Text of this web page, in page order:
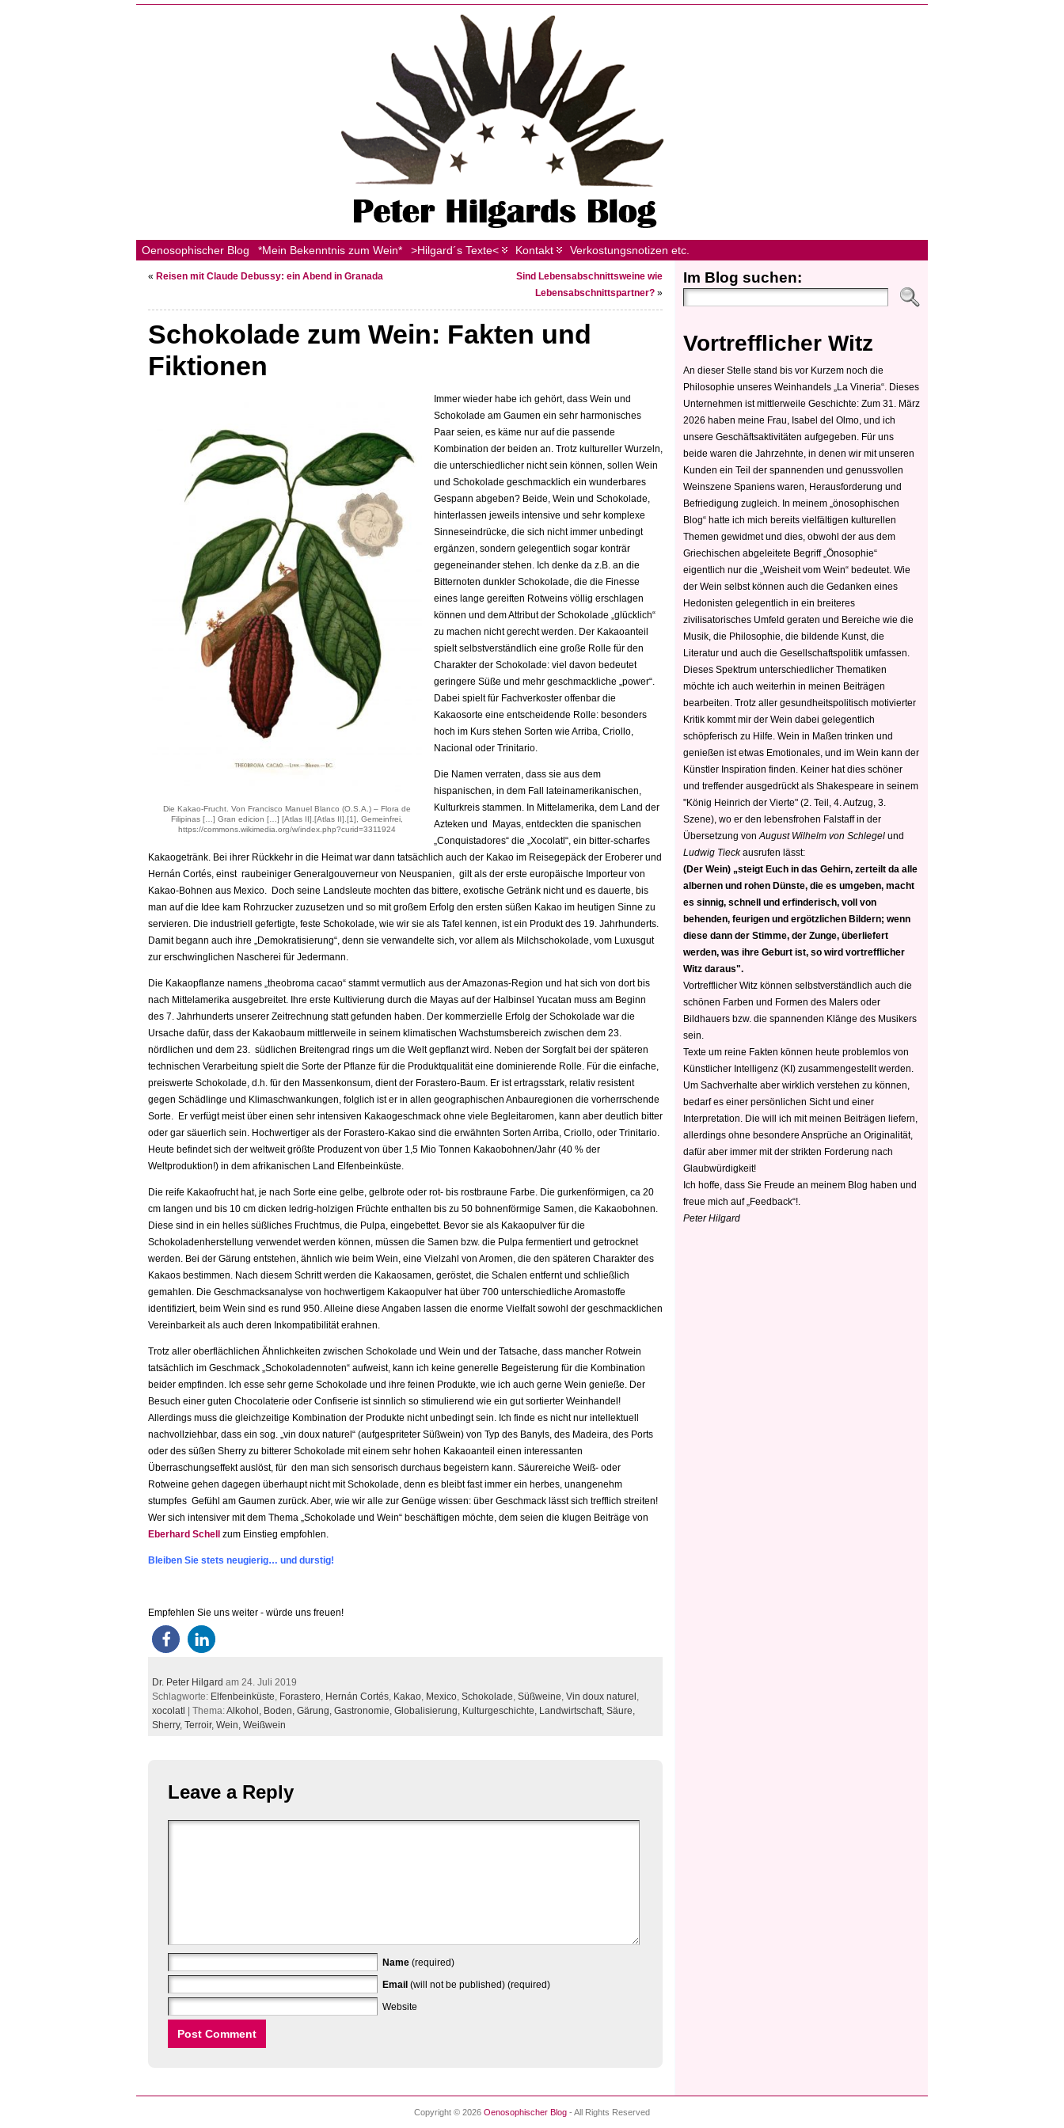
Oenosophischer Blog *Mein Bekenntnis zum Wein* >Hilgard´s Texte< Kontakt Verkostungsnotizen etc.
« Reisen mit Claude Debussy: ein Abend in Granada
Sind Lebensabschnittsweine wie
Lebensabschnittspartner? »
Schokolade zum Wein: Fakten und
Fiktionen
Die Kakao-Frucht. Von Francisco Manuel Blanco (O.S.A.) – Flora de
Filipinas […] Gran edicion […] [Atlas II].[Atlas II].[1], Gemeinfrei,
https://commons.wikimedia.org/w/index.php?curid=3311924
Immer wieder habe ich gehört, dass Wein und
Schokolade am Gaumen ein sehr harmonisches
Paar seien, es käme nur auf die passende
Kombination der beiden an. Trotz kultureller Wurzeln,
die unterschiedlicher nicht sein können, sollen Wein
und Schokolade geschmacklich ein wunderbares
Gespann abgeben? Beide, Wein und Schokolade,
hinterlassen jeweils intensive und sehr komplexe
Sinneseindrücke, die sich nicht immer unbedingt
ergänzen, sondern gelegentlich sogar konträr
gegeneinander stehen. Ich denke da z.B. an die
Bitternoten dunkler Schokolade, die die Finesse
eines lange gereiften Rotweins völlig erschlagen
können und dem Attribut der Schokolade „glücklich“
zu machen nicht gerecht werden. Der Kakaoanteil
spielt selbstverständlich eine große Rolle für den
Charakter der Schokolade: viel davon bedeutet
geringere Süße und mehr geschmackliche „power“.
Dabei spielt für Fachverkoster offenbar die
Kakaosorte eine entscheidende Rolle: besonders
hoch im Kurs stehen Sorten wie Arriba, Criollo,
Nacional oder Trinitario.
Die Namen verraten, dass sie aus dem
hispanischen, in dem Fall lateinamerikanischen,
Kulturkreis stammen. In Mittelamerika, dem Land der
Azteken und Mayas, entdeckten die spanischen
„Conquistadores“ die „Xocolatl“, ein bitter-scharfes
Kakaogetränk. Bei ihrer Rückkehr in die Heimat war dann tatsächlich auch der Kakao im Reisegepäck der Eroberer und
Hernán Cortés, einst raubeiniger Generalgouverneur von Neuspanien, gilt als der erste europäische Importeur von
Kakao-Bohnen aus Mexico. Doch seine Landsleute mochten das bittere, exotische Getränk nicht und es dauerte, bis
man auf die Idee kam Rohrzucker zuzusetzen und so mit großem Erfolg den ersten süßen Kakao im heutigen Sinne zu
servieren. Die industriell gefertigte, feste Schokolade, wie wir sie als Tafel kennen, ist ein Produkt des 19. Jahrhunderts.
Damit begann auch ihre „Demokratisierung“, denn sie verwandelte sich, vor allem als Milchschokolade, vom Luxusgut
zur erschwinglichen Nascherei für Jedermann.
Die Kakaopflanze namens „theobroma cacao“ stammt vermutlich aus der Amazonas-Region und hat sich von dort bis
nach Mittelamerika ausgebreitet. Ihre erste Kultivierung durch die Mayas auf der Halbinsel Yucatan muss am Beginn
des 7. Jahrhunderts unserer Zeitrechnung statt gefunden haben. Der kommerzielle Erfolg der Schokolade war die
Ursache dafür, dass der Kakaobaum mittlerweile in seinem klimatischen Wachstumsbereich zwischen dem 23.
nördlichen und dem 23. südlichen Breitengrad rings um die Welt gepflanzt wird. Neben der Sorgfalt bei der späteren
technischen Verarbeitung spielt die Sorte der Pflanze für die Produktqualität eine dominierende Rolle. Für die einfache,
preiswerte Schokolade, d.h. für den Massenkonsum, dient der Forastero-Baum. Er ist ertragsstark, relativ resistent
gegen Schädlinge und Klimaschwankungen, folglich ist er in allen geographischen Anbauregionen die vorherrschende
Sorte. Er verfügt meist über einen sehr intensiven Kakaogeschmack ohne viele Begleitaromen, kann aber deutlich bitter
oder gar säuerlich sein. Hochwertiger als der Forastero-Kakao sind die erwähnten Sorten Arriba, Criollo, oder Trinitario.
Heute befindet sich der weltweit größte Produzent von über 1,5 Mio Tonnen Kakaobohnen/Jahr (40 % der
Weltproduktion!) in dem afrikanischen Land Elfenbeinküste.
Die reife Kakaofrucht hat, je nach Sorte eine gelbe, gelbrote oder rot- bis rostbraune Farbe. Die gurkenförmigen, ca 20
cm langen und bis 10 cm dicken ledrig-holzigen Früchte enthalten bis zu 50 bohnenförmige Samen, die Kakaobohnen.
Diese sind in ein helles süßliches Fruchtmus, die Pulpa, eingebettet. Bevor sie als Kakaopulver für die
Schokoladenherstellung verwendet werden können, müssen die Samen bzw. die Pulpa fermentiert und getrocknet
werden. Bei der Gärung entstehen, ähnlich wie beim Wein, eine Vielzahl von Aromen, die den späteren Charakter des
Kakaos bestimmen. Nach diesem Schritt werden die Kakaosamen, geröstet, die Schalen entfernt und schließlich
gemahlen. Die Geschmacksanalyse von hochwertigem Kakaopulver hat über 700 unterschiedliche Aromastoffe
identifiziert, beim Wein sind es rund 950. Alleine diese Angaben lassen die enorme Vielfalt sowohl der geschmacklichen
Vereinbarkeit als auch deren Inkompatibilität erahnen.
Trotz aller oberflächlichen Ähnlichkeiten zwischen Schokolade und Wein und der Tatsache, dass mancher Rotwein
tatsächlich im Geschmack „Schokoladennoten“ aufweist, kann ich keine generelle Begeisterung für die Kombination
beider empfinden. Ich esse sehr gerne Schokolade und ihre feinen Produkte, wie ich auch gerne Wein genieße. Der
Besuch einer guten Chocolaterie oder Confiserie ist sinnlich so stimulierend wie ein gut sortierter Weinhandel!
Allerdings muss die gleichzeitige Kombination der Produkte nicht unbedingt sein. Ich finde es nicht nur intellektuell
nachvollziehbar, dass ein sog. „vin doux naturel“ (aufgespriteter Süßwein) von Typ des Banyls, des Madeira, des Ports
oder des süßen Sherry zu bitterer Schokolade mit einem sehr hohen Kakaoanteil einen interessanten
Überraschungseffekt auslöst, für den man sich sensorisch durchaus begeistern kann. Säurereiche Weiß- oder
Rotweine gehen dagegen überhaupt nicht mit Schokolade, denn es bleibt fast immer ein herbes, unangenehm
stumpfes Gefühl am Gaumen zurück. Aber, wie wir alle zur Genüge wissen: über Geschmack lässt sich trefflich streiten!
Wer sich intensiver mit dem Thema „Schokolade und Wein“ beschäftigen möchte, dem seien die klugen Beiträge von
Eberhard Schell
zum Einstieg empfohlen.
Bleiben Sie stets neugierig… und durstig!
Empfehlen Sie uns weiter - würde uns freuen!
Dr. Peter Hilgard am 24. Juli 2019
Schlagworte: Elfenbeinküste, Forastero, Hernán Cortés, Kakao, Mexico, Schokolade, Süßweine, Vin doux naturel ,
xocolatl
| Thema:Alkohol, Boden, Gärung, Gastronomie, Globalisierung, Kulturgeschichte, Landwirtschaft, Säure,
Sherry, Terroir, Wein, Weißwein
Leave a Reply
Name (required)
Email (will not be published) (required)
Website
Im Blog suchen:
Vortrefflicher Witz
An dieser Stelle stand bis vor Kurzem noch die
Philosophie unseres Weinhandels „La Vineria“. Dieses
Unternehmen ist mittlerweile Geschichte: Zum 31. März
2026 haben meine Frau, Isabel del Olmo, und ich
unsere Geschäftsaktivitäten aufgegeben. Für uns
beide waren die Jahrzehnte, in denen wir mit unseren
Kunden ein Teil der spannenden und genussvollen
Weinszene Spaniens waren, Herausforderung und
Befriedigung zugleich. In meinem „önosophischen
Blog“ hatte ich mich bereits vielfältigen kulturellen
Themen gewidmet und dies, obwohl der aus dem
Griechischen abgeleitete Begriff „Önosophie“
eigentlich nur die „Weisheit vom Wein“ bedeutet. Wie
der Wein selbst können auch die Gedanken eines
Hedonisten gelegentlich in ein breiteres
zivilisatorisches Umfeld geraten und Bereiche wie die
Musik, die Philosophie, die bildende Kunst, die
Literatur und auch die Gesellschaftspolitik umfassen.
Dieses Spektrum unterschiedlicher Thematiken
möchte ich auch weiterhin in meinen Beiträgen
bearbeiten. Trotz aller gesundheitspolitisch motivierter
Kritik kommt mir der Wein dabei gelegentlich
schöpferisch zu Hilfe. Wein in Maßen trinken und
genießen ist etwas Emotionales, und im Wein kann der
Künstler Inspiration finden. Keiner hat dies schöner
und treffender ausgedrückt als Shakespeare in seinem
"König Heinrich der Vierte" (2. Teil, 4. Aufzug, 3.
Szene), wo er den lebensfrohen Falstaff in der
Übersetzung von August Wilhelm von Schlegel und
Ludwig Tieckausrufen lässt:
(Der Wein) „steigt Euch in das Gehirn, zerteilt da alle
albernen und rohen Dünste, die es umgeben, macht
es sinnig, schnell und erfinderisch, voll von
behenden, feurigen und ergötzlichen Bildern; wenn
diese dann der Stimme, der Zunge, überliefert
werden, was ihre Geburt ist, so wird vortrefflicher
Witz daraus".
Vortrefflicher Witz können selbstverständlich auch die
schönen Farben und Formen des Malers oder
Bildhauers bzw. die spannenden Klänge des Musikers
sein.
Texte um reine Fakten können heute problemlos von
Künstlicher Intelligenz (KI) zusammengestellt werden.
Um Sachverhalte aber wirklich verstehen zu können,
bedarf es einer persönlichen Sicht und einer
Interpretation. Die will ich mit meinen Beiträgen liefern,
allerdings ohne besondere Ansprüche an Originalität,
dafür aber immer mit der strikten Forderung nach
Glaubwürdigkeit!
Ich hoffe, dass Sie Freude an meinem Blog haben und
freue mich auf „Feedback“!.
Peter Hilgard
Copyright © 2026 Oenosophischer Blog - All Rights Reserved